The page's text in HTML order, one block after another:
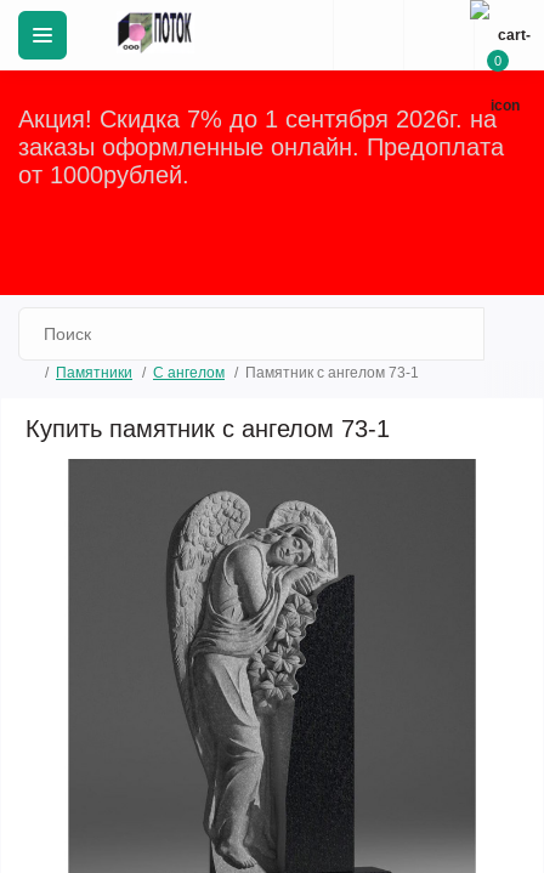
Акция! Скидка 7% до 1 сентября 2026г. на
заказы оформленные онлайн. Предоплата
от 1000рублей.
0
Памятники C ангелом Памятник с ангелом 73-1
Купить памятник с ангелом 73-1